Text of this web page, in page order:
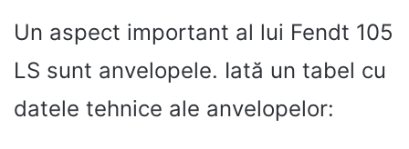
Un aspect important al lui Fendt 105
LS sunt anvelopele. Iată un tabel cu
datele tehnice ale anvelopelor: